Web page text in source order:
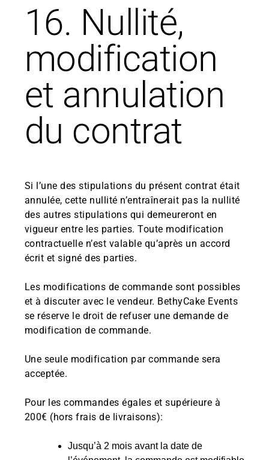
16. Nullité,
modification
et annulation
du contrat
Si l’une des stipulations du présent contrat était
annulée, cette nullité n’entraînerait pas la nullité
des autres stipulations qui demeureront en
vigueur entre les parties. Toute modification
contractuelle n’est valable qu’après un accord
écrit et signé des parties.
Les modifications de commande sont possibles
et à discuter avec le vendeur. BethyCake Events
se réserve le droit de refuser une demande de
modification de commande.
Une seule modification par commande sera
acceptée.
Pour les commandes égales et supérieure à
200€ (hors frais de livraisons):
Jusqu’à 2 mois avant la date de